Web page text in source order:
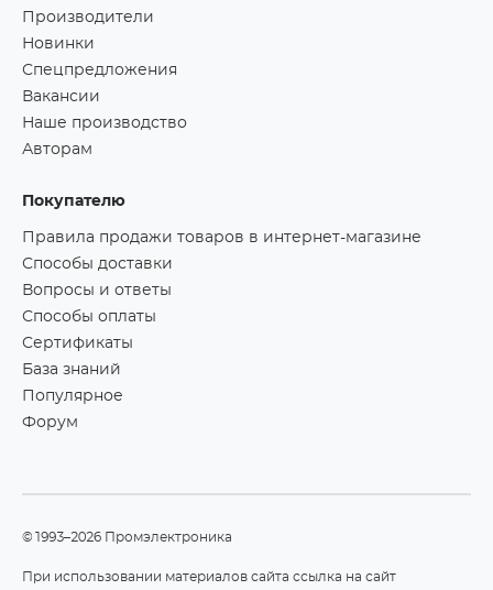
Производители
Новинки
Спецпредложения
Вакансии
Наше производство
Авторам
Покупателю
Правила продажи товаров в интернет-магазине
Способы доставки
Вопросы и ответы
Способы оплаты
Сертификаты
База знаний
Популярное
Форум
©1993–2026 Промэлектроника
При использовании материалов сайта ссылка на сайт